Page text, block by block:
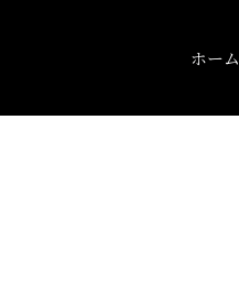
ホーム